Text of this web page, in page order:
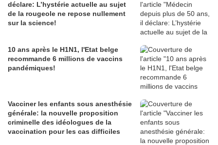
déclare: L’hystérie actuelle au sujet
de la rougeole ne repose nullement
sur la science!
10 ans après le H1N1, l'Etat belge
recommande 6 millions de vaccins
pandémiques!
Vacciner les enfants sous anesthésie
générale: la nouvelle proposition
criminelle des idéologues de la
vaccination pour les cas difficiles